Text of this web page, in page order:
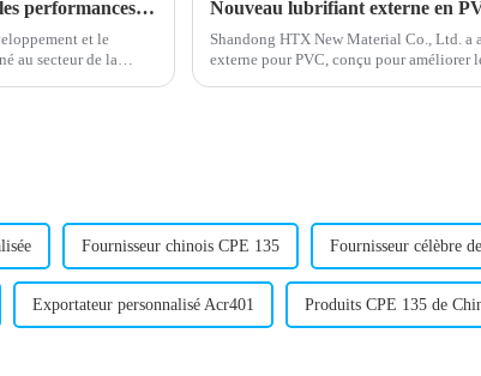
Un nouveau stabilisateur de plomb composé améliore les performances de la batterie
et le
au secteur de la
Shandong HTX New Material Co., Ltd.
externe pour PVC, conçu pour améliorer
Fournisseur chinois CPE 135 Fournisseur célèbre
Exportateur personnalisé Acr401 Produits CPE 135 de